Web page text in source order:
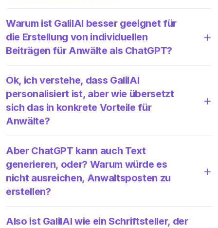
Warum ist GalilAI besser geeignet für
die Erstellung von individuellen
Beiträgen für Anwälte als ChatGPT?
Ok, ich verstehe, dass GalilAI
personalisiert ist, aber wie übersetzt
sich das in konkrete Vorteile für
Anwälte?
Aber ChatGPT kann auch Text
generieren, oder? Warum würde es
nicht ausreichen, Anwaltsposten zu
erstellen?
Also ist GalilAI wie ein Schriftsteller, der